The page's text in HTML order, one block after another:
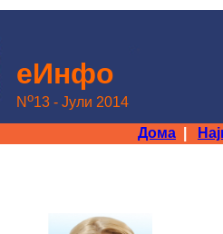
еИнфo
N o13 - Јули 2014
Дома